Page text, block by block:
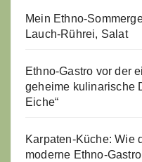
Mein Ethno-
Lauch-Rührei, Salat
Ethno-Gastro vor der
geheime kulinarische
Eiche“
Karpaten-Küche: Wie
moderne Ethno-